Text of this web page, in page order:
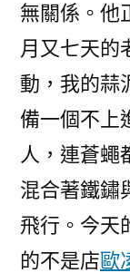
無關係。他
月又七天的
動，我的蒜
備一個不上
人，連蒼蠅
混合著鐵鏽
飛行。今天
的不是店歐